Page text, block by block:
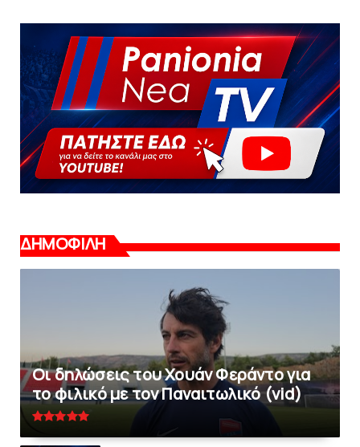
ΔΗΜΟΦΙΛΗ
Οι δηλώσεις του Χουάν Φεράντο για
το φιλικό με τoν Παναιτωλικό (vid)